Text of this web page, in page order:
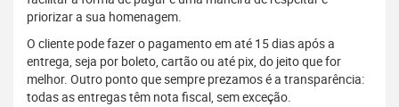
priorizar a sua homenagem.
O cliente pode fazer o pagamento em até 15 dias após a
entrega, seja por boleto, cartão ou até pix, do jeito que for
melhor. Outro ponto que sempre prezamos é a transparência:
todas as entregas têm nota fiscal, sem exceção.